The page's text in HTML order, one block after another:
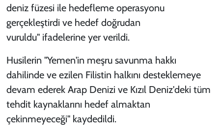
deniz füzesi ile hedefleme operasyonu
gerçekleştirdi ve hedef doğrudan
vuruldu" ifadelerine yer verildi.
Husilerin "Yemen'in meşru savunma hakkı
dahilinde ve ezilen Filistin halkını desteklemeye
devam ederek Arap Denizi ve Kızıl Deniz'deki tüm
tehdit kaynaklarını hedef almaktan
çekinmeyeceği"kaydedildi.